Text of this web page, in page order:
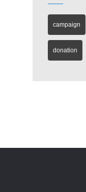
campaign
donation